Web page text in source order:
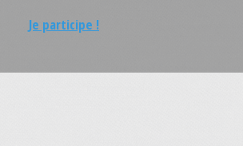
Je participe !